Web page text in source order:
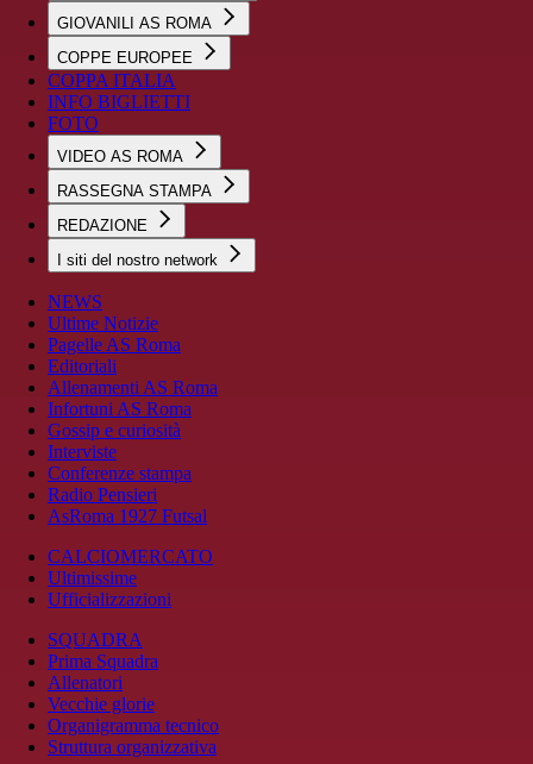
GIOVANILI AS ROMA
COPPE EUROPEE
COPPA ITALIA
INFO BIGLIETTI
FOTO
VIDEO AS ROMA
RASSEGNA STAMPA
REDAZIONE
I siti del nostro network
NEWS
Ultime Notizie
Pagelle AS Roma
Editoriali
Allenamenti AS Roma
Infortuni AS Roma
Gossip e curiosità
Interviste
Conferenze stampa
Radio Pensieri
AsRoma 1927 Futsal
CALCIOMERCATO
Ultimissime
Ufficializzazioni
SQUADRA
Prima Squadra
Allenatori
Vecchie glorie
Organigramma tecnico
Struttura organizzativa